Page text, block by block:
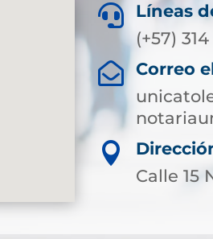

Líneas
(+57)

Correo

Calle 15